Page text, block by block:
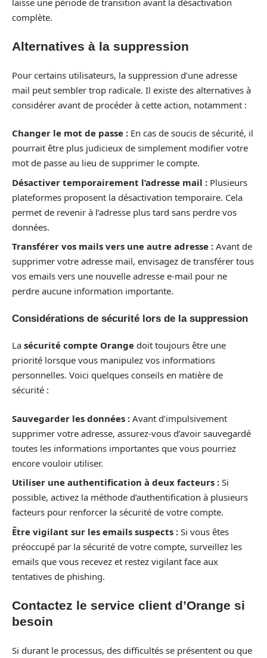
complète.
Alternatives à la suppression
Pour certains utilisateurs, la suppression d’une adresse
mail peut sembler trop radicale. Il existe des alternatives à
considérer avant de procéder à cette action, notamment :
Changer le mot de passe : En cas de soucis de sécurité, il
pourrait être plus judicieux de simplement modifier votre
mot de passe au lieu de supprimer le compte.
Désactiver temporairement l’adresse mail : Plusieurs
plateformes proposent la désactivation temporaire. Cela
permet de revenir à l’adresse plus tard sans perdre vos
données.
Transférer vos mails vers une autre adresse : Avant de
supprimer votre adresse mail, envisagez de transférer tous
vos emails vers une nouvelle adresse e-mail pour ne
perdre aucune information importante.
Considérations de sécurité lors de la suppression
La sécurité compte Orange doit toujours être une
priorité lorsque vous manipulez vos informations
personnelles. Voici quelques conseils en matière de
sécurité :
Sauvegarder les données : Avant d’impulsivement
supprimer votre adresse, assurez-vous d’avoir sauvegardé
toutes les informations importantes que vous pourriez
encore vouloir utiliser.
Utiliser une authentification à deux facteurs : Si
possible, activez la méthode d’authentification à plusieurs
facteurs pour renforcer la sécurité de votre compte.
Être vigilant sur les emails suspects : Si vous êtes
préoccupé par la sécurité de votre compte, surveillez les
emails que vous recevez et restez vigilant face aux
tentatives de phishing.
Contactez le service client d’Orange si
besoin
Si durant le processus, des difficultés se présentent ou que